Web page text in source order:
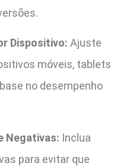
Dispositivo: Ajuste
móveis, tablets
no desempenho
Negativas: Inclua
para evitar que